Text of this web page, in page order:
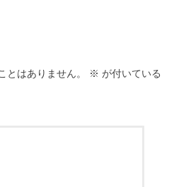
とはありません。 ※ が付いている